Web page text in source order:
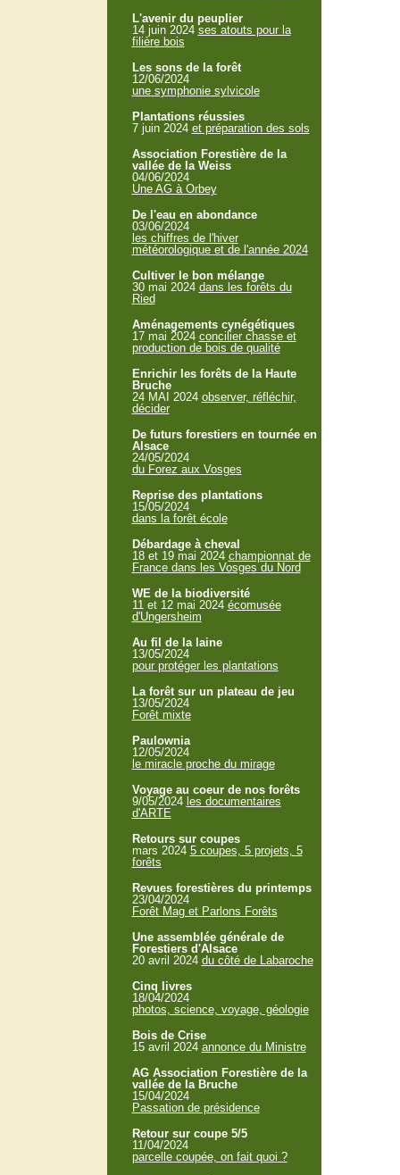
L'avenir du peuplier
14 juin 2024 ses atouts pour la
filière bois
Les sons de la forêt
12/06/2024
une symphonie sylvicole
Plantations réussies
7 juin 2024 et préparation des sols
Association Forestière de la
vallée de la Weiss
04/06/2024
Une AG à Orbey
De l'eau en abondance
03/06/2024
les chiffres de l'hiver
météorologique et de l'année 2024
Cultiver le bon mélange
30 mai 2024 dans les forêts du
Ried
Aménagements cynégétiques
17 mai 2024 concilier chasse et
production de bois de qualité
Enrichir les forêts de la Haute
Bruche
24 MAI 2024 observer, réfléchir,
décider
De futurs forestiers en tournée en
Alsace
24/05/2024
du Forez aux Vosges
Reprise des plantations
15/05/2024
dans la forêt école
Débardage à cheval
18 et 19 mai 2024 championnat de
France dans les Vosges du Nord
WE de la biodiversité
11 et 12 mai 2024 écomusée
d'Ungersheim
Au fil de la laine
13/05/2024
pour protéger les plantations
La forêt sur un plateau de jeu
13/05/2024
Forêt mixte
Paulownia
12/05/2024
le miracle proche du mirage
Voyage au coeur de nos forêts
9/05/2024 les documentaires
d'ARTE
Retours sur coupes
mars 2024 5 coupes, 5 projets, 5
forêts
Revues forestières du printemps
23/04/2024
Forêt Mag et Parlons Forêts
Une assemblée générale de
Forestiers d'Alsace
20 avril 2024 du côté de Labaroche
Cinq livres
18/04/2024
photos, science, voyage, géologie
Bois de Crise
15 avril 2024 annonce du Ministre
AG Association Forestière de la
vallée de la Bruche
15/04/2024
Passation de présidence
Retour sur coupe 5/5
11/04/2024
parcelle coupée, on fait quoi ?